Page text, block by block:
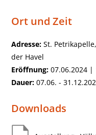
Ort und Zeit
Adresse: St.
der Havel
Eröffnung: 07.06.2024 |
Dauer: 07.06. -
Downloads